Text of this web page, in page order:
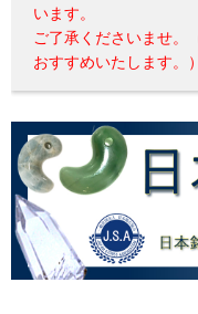
います。
ご了承くださいませ。
おすすめいたします。）